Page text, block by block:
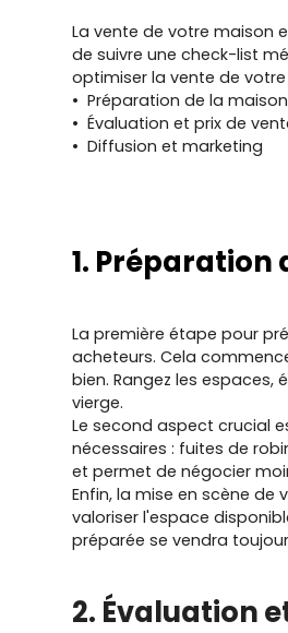
La vente de votre maison
de suivre une check-list
optimiser la vente de
Préparation de la maison
Évaluation et prix de
Diffusion et marketing
1. Préparation
La première étape pour
acheteurs. Cela
bien. Rangez les espaces,
vierge.
Le second aspect crucial
nécessaires : fuites de
et permet de négocier
Enfin, la mise en scène
valoriser l'espace
préparée se vendra
2. Évaluation